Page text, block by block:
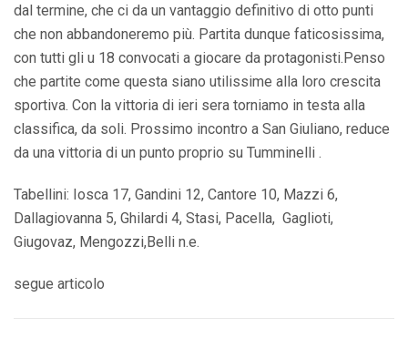
dal termine, che ci da un vantaggio definitivo di otto punti
che non abbandoneremo più. Partita dunque faticosissima,
con tutti gli u 18 convocati a giocare da protagonisti.Penso
che partite come questa siano utilissime alla loro crescita
sportiva. Con la vittoria di ieri sera torniamo in testa alla
classifica, da soli. Prossimo incontro a San Giuliano, reduce
da una vittoria di un punto proprio su Tumminelli .
Tabellini: Iosca 17, Gandini 12, Cantore 10, Mazzi 6,
Dallagiovanna 5, Ghilardi 4, Stasi, Pacella, Gaglioti,
Giugovaz, Mengozzi,Belli n.e.
segue articolo